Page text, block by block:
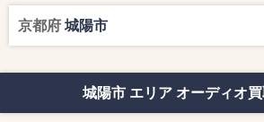
京都府 城陽市
城陽市 エリア オーディオ買